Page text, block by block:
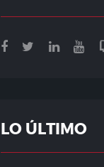
LO ÚLTIMO